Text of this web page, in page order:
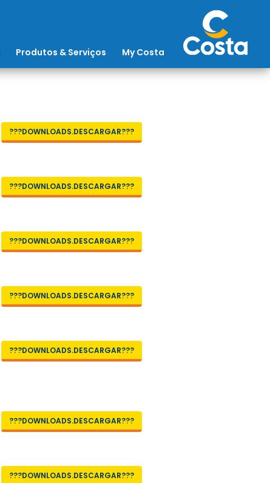
Produtos & Serviços My Costa
???DOWNLOADS.DESCARGAR???
???DOWNLOADS.DESCARGAR???
???DOWNLOADS.DESCARGAR???
???DOWNLOADS.DESCARGAR???
???DOWNLOADS.DESCARGAR???
???DOWNLOADS.DESCARGAR???
???DOWNLOADS.DESCARGAR???